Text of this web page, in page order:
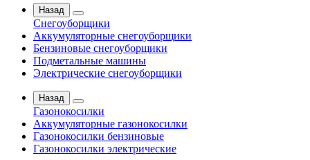
Назад
Снегоуборщики
Аккумуляторные снегоуборщики
Бензиновые снегоуборщики
Подметальные машины
Электрические снегоуборщики
Назад
Газонокосилки
Аккумуляторные газонокосилки
Газонокосилки бензиновые
Газонокосилки электрические